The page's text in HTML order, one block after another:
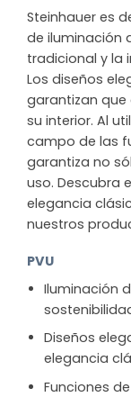
Steinhauer es
de iluminación
tradicional y la
Los diseños
garantizan
su interior. Al
campo de las
garantiza no
uso. Descubra
elegancia
nuestros
PVU
Iluminación
Diseños
elegancia
Funciones